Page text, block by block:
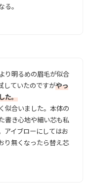
。
り明るめの眉毛が似合
していたのですがやっ
た。
似合いました。本体の
書き心地や細い芯も私
アイブローにしてはお
り無くなったら替え芯